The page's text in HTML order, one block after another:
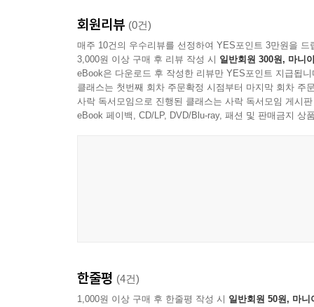
나는 한두 번 정도 격분해서 함께 있는 사람들에
차가웠고 부정적이기까지 했다. 내가 물어 본 것
질문일 뿐이었다. ― 찰스 스노(1959년)
영국의 물리학자이자 작가인 찰스 스노는 일찍이
거의 아는 바가 없다는 사실을 토로하고 있는데,
통합적인 접근과 에너지의 정치경제학
회원리뷰 (0건)
매주 10건의 우수리뷰를 선정하여 YES포인트 3만원을 드
3,000원 이상 구매 후 리뷰 작성 시 일반회원 300원, 마니
eBook은 다운로드 후 작성한 리뷰만 YES포인트 지급됩니
클래스는 첫번째 회차 주문확정 시점부터 마지막 회차 주
사락 독서모임으로 진행된 클래스는 사락 독서모임 게시
eBook 페이백, CD/LP, DVD/Blu-ray, 패션 및 판매금지 상
한줄평 (4건)
1,000원 이상 구매 후 한줄평 작성 시 일반회원 50원, 마니